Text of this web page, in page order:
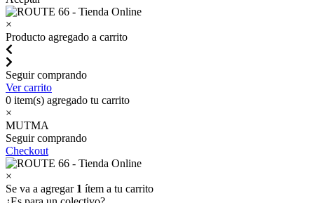
×
Producto agregado a carrito
Seguir comprando
Ver carrito
0 item(s) agregado tu carrito
×
MUTMA
Seguir comprando
Checkout
×
Se va a agregar 1 ítem a tu carrito